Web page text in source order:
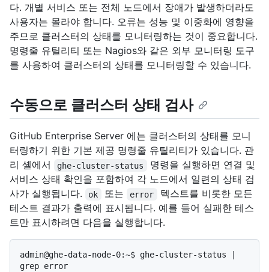
다. 개별 서비스 또는 전체 노드에서 장애가 발생하더라도
사용자는 몰라야 합니다. 오류는 성능 및 이중화에 영향을
주므로 클러스터의 상태를 모니터링하는 것이 중요합니다.
명령줄 유틸리티 또는 Nagios와 같은 외부 모니터링 도구
를 사용하여 클러스터의 상태를 모니터링할 수 있습니다.
수동으로 클러스터 상태 검사
GitHub Enterprise Server 에는 클러스터의 상태를 모니
터링하기 위한 기본 제공 명령줄 유틸리티가 있습니다. 관
리 셸에서
ghe-cluster-status
명령을 실행하면 연결 및
서비스 상태 확인을 포함하여 각 노드에서 일련의 상태 검
사가 실행됩니다.
ok 또는 error
텍스트를 비롯한 모든
테스트 결과가 출력에 표시됩니다. 예를 들어 실패한 테스
트만 표시하려면 다음을 실행합니다.
admin@ghe-data-node-0:~$ ghe-cluster-status |